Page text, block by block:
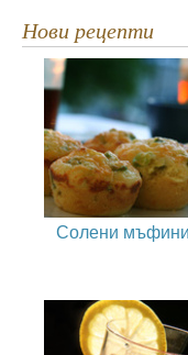
Нови рецепти
Солени мъфини